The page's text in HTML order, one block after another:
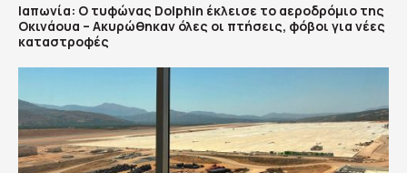
Ιαπωνία: Ο τυφώνας Dolphin έκλεισε το αεροδρόμιο της
Οκινάουα – Ακυρώθηκαν όλες οι πτήσεις, φόβοι για νέες
καταστροφές